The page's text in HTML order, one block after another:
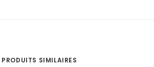
PRODUITS SIMILAIRES